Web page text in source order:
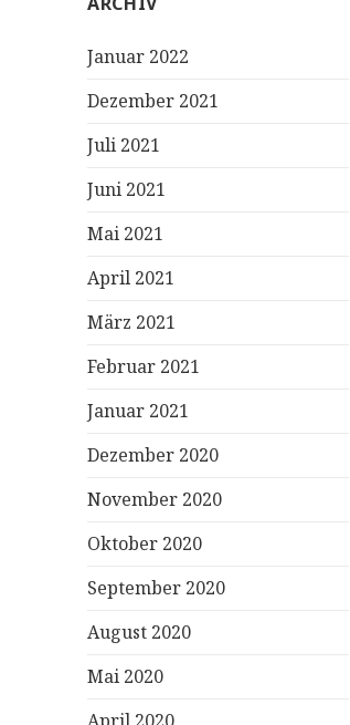
Januar 2022
Dezember 2021
Juli 2021
Juni 2021
Mai 2021
April 2021
März 2021
Februar 2021
Januar 2021
Dezember 2020
November 2020
Oktober 2020
September 2020
August 2020
Mai 2020